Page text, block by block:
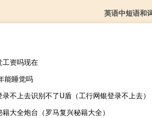
英语中短语和
工资吗现在
能睡觉吗
不上去识别不了U盾（工行网银登录不上去）
大全炮台（罗马复兴秘籍大全）